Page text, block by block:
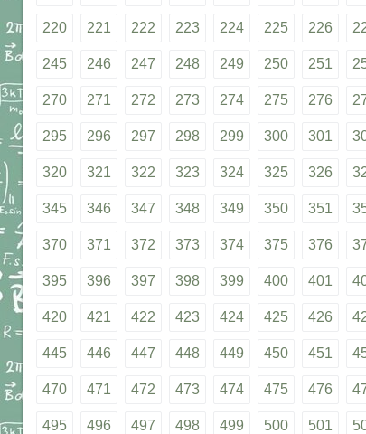
220 221 222 223 224 225 226
245 246 247 248 249 250 251
270 271 272 273 274 275 276
295 296 297 298 299 300 301
320 321 322 323 324 325 326
345 346 347 348 349 350 351
370 371 372 373 374 375 376
395 396 397 398 399 400 401
420 421 422 423 424 425 426
445 446 447 448 449 450 451
470 471 472 473 474 475 476
495 496 497 498 499 500 501